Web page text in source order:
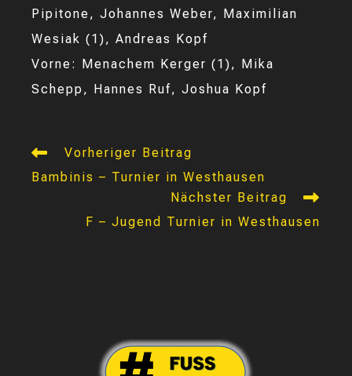
Pipitone, Johannes Weber, Maximilian
Wesiak (1), Andreas Kopf
Vorne: Menachem Kerger (1), Mika
Schepp, Hannes Ruf, Joshua Kopf
Weitere
ansehen
Vorheriger Beitrag
Bambinis – Turnier in Westhausen
Nächster Beitrag
F – Jugend Turnier in Westhausen